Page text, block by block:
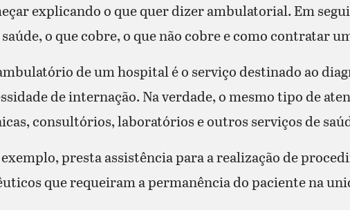
explicando o que quer dizer ambulatorial. Em
o que cobre, o que não cobre e como contratar
de um hospital é o serviço destinado ao
de internação. Na verdade, o mesmo tipo de
consultórios, laboratórios e outros serviços de
presta assistência para a realização de
que requeiram a permanência do paciente na